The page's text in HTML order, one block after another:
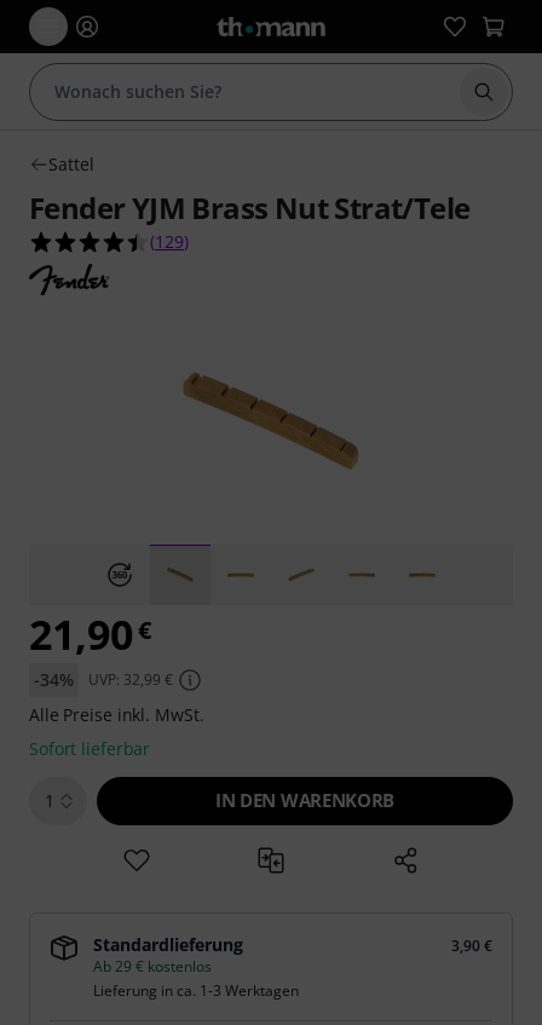
Suche
Sattel
Fender YJM Brass Nut Strat/Tele
4.5 von 5 Sternen aus 129 Kundenbewertungen
(129)
21,90€
-34% UVP: 32,99 €
Alle Preise inkl. MwSt.
Sofort lieferbar
1 IN DEN WARENKORB
Standardlieferung
3,90 €
Ab 29 € kostenlos
Lieferung in ca. 1-3 Werktagen